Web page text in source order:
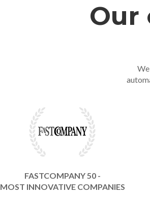
Our
FASTCOMPANY 50 -
MOST INNOVATIVE COMPANIES